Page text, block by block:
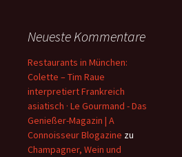
Neueste Kommentare
Restaurants in München:
Colette – Tim Raue
interpretiert Frankreich
asiatisch · Le Gourmand - Das
Genießer-Magazin | A
Connoisseur Blogazine zu
Champagner, Wein und